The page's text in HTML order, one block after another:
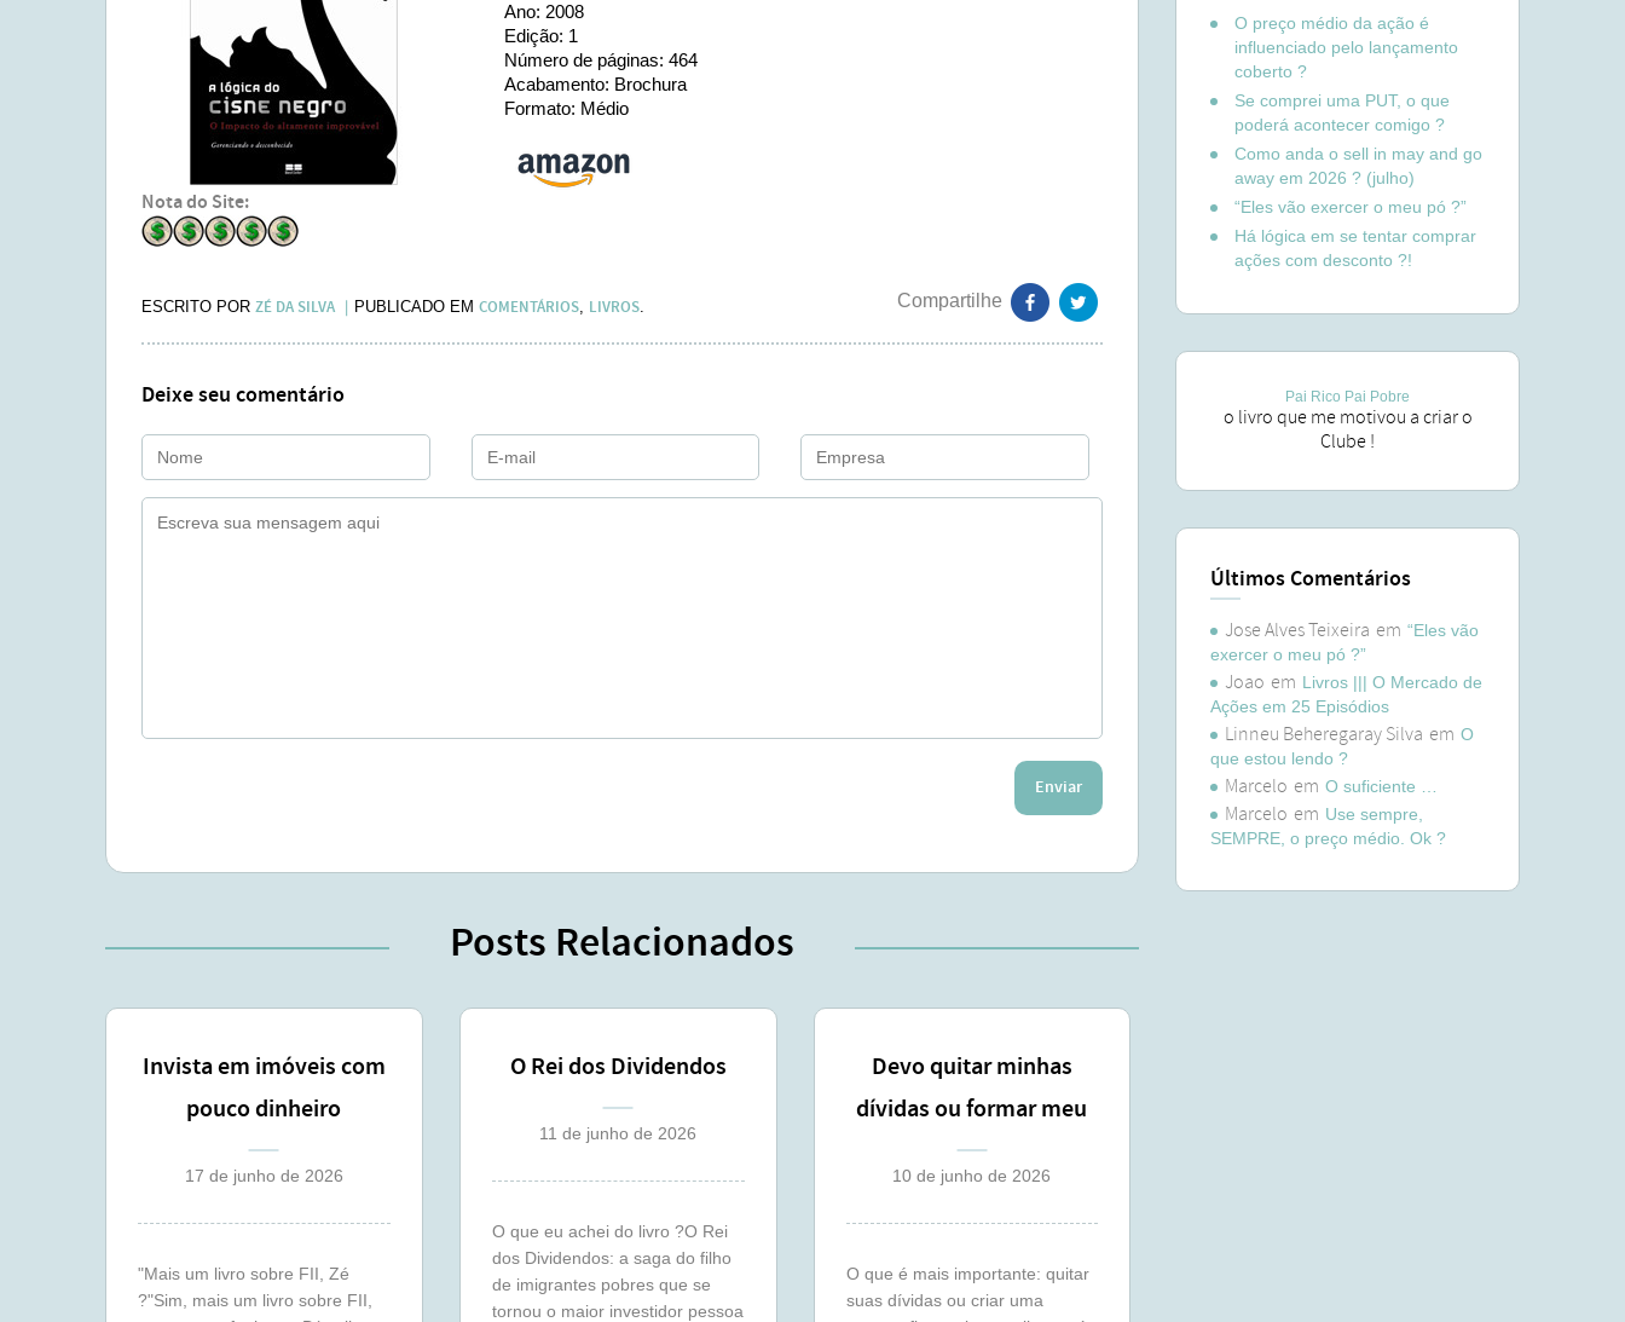
Nota do Site:
Ano: 2008
Edição: 1
Número de páginas: 464
Acabamento: Brochura
Formato: Médio
ESCRITO POR ZÉ DA SILVA PUBLICADO EM COMENTÁRIOS, LIVROS.
Deixe seu comentário
Enviar
Posts Relacionados
Invista em imóveis com
pouco dinheiro
17 de junho de 2026
"Mais um livro sobre FII, Zé
?"Sim, mais um livro sobre FII,
O Rei dos Dividendos
11 de junho de 2026
O que eu achei do livro ?O Rei
dos Dividendos: a saga do filho
de imigrantes pobres que se
tornou o maior investidor pessoa
Devo quitar minhas
dívidas ou formar meu
colchão de segurança ?
10 de junho de 2026
O que é mais importante: quitar
suas dívidas ou criar uma
O preço médio da ação é
influenciado pelo lançamento
coberto ?
Se comprei uma PUT, o que
poderá acontecer comigo ?
Como anda o sell in may and go
away em 2026 ? (julho)
“Eles vão exercer o meu pó ?”
Há lógica em se tentar comprar
ações com desconto ?!
Pai Rico Pai Pobre
o livro que me motivou a criar o
Clube !
Últimos Comentários
Jose Alves Teixeira em “Eles vão
exercer o meu pó ?”
Joao em Livros ||| O Mercado de
Ações em 25 Episódios
Linneu Beheregaray Silva em O
que estou lendo ?
Marcelo em O suficiente …
Marcelo em Use sempre,
SEMPRE, o preço médio. Ok ?